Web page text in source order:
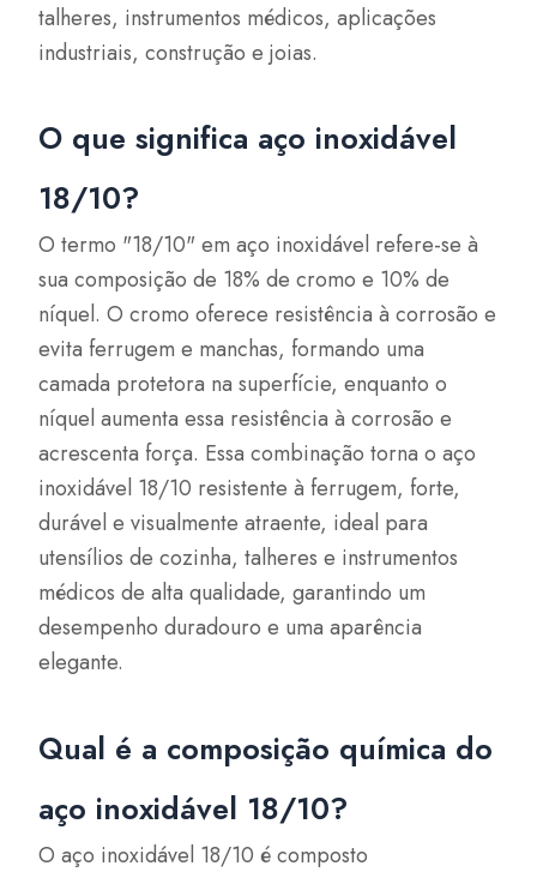
talheres, instrumentos médicos, aplicações
industriais, construção e joias.
O que significa aço inoxidável
18/10?
O termo "18/10" em aço inoxidável refere-se à
sua composição de 18% de cromo e 10% de
níquel. O cromo oferece resistência à corrosão e
evita ferrugem e manchas, formando uma
camada protetora na superfície, enquanto o
níquel aumenta essa resistência à corrosão e
acrescenta força. Essa combinação torna o aço
inoxidável 18/10 resistente à ferrugem, forte,
durável e visualmente atraente, ideal para
utensílios de cozinha, talheres e instrumentos
médicos de alta qualidade, garantindo um
desempenho duradouro e uma aparência
elegante.
Qual é a composição química do
aço inoxidável 18/10?
O aço inoxidável 18/10 é composto